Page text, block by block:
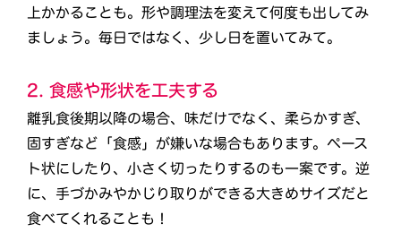
上かかることも。形や調理法を変えて何度も出してみ
ましょう。毎日ではなく、少し日を置いてみて。
2. 食感や形状を工夫する
離乳食後期以降の場合、味だけでなく、柔らかすぎ、
固すぎなど「食感」が嫌いな場合もあります。ペース
ト状にしたり、小さく切ったりするのも一案です。逆
に、手づかみやかじり取りができる大きめサイズだと
食べてくれることも！